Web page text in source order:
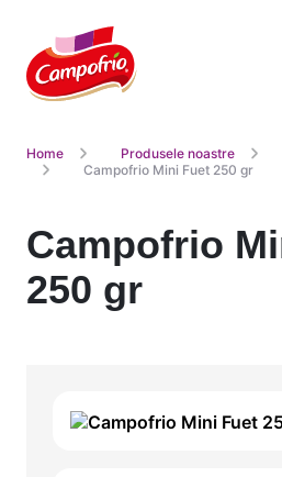
Home Produsele noastre
Campofrio Mini Fuet 250 gr
Campofrio
250 gr